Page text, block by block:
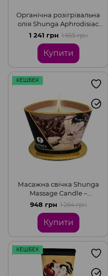
Органічна розігрівальна
олія Shunga Aphrodisiac
Warming Oil – Exotic green
tea (100 мл) без цукру
1 241 грн 1 655 грн
Купити
КЕШБЕК
Масажна свічка Shunga
Massage Candle –
Intoxicating Chocolate (170
мл) з афродизіаками
948 грн 1 264 грн
Купити
КЕШБЕК